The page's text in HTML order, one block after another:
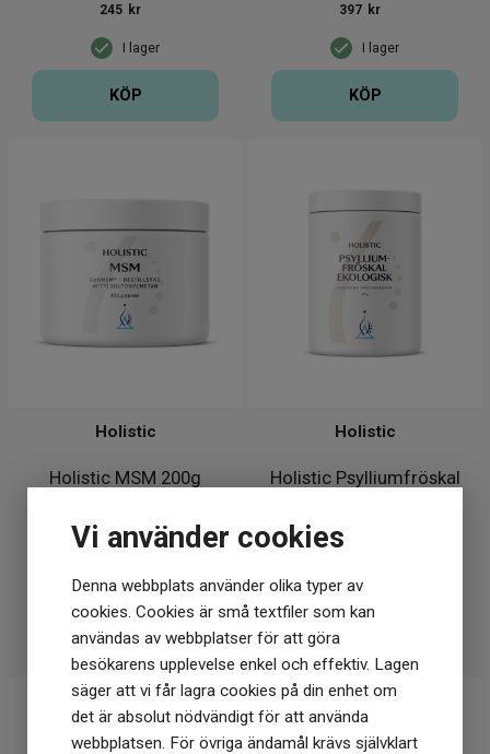
Vi använder cookies
Denna webbplats använder olika typer av
cookies. Cookies är små textfiler som kan
användas av webbplatser för att göra
besökarens upplevelse enkel och effektiv. Lagen
säger att vi får lagra cookies på din enhet om
det är absolut nödvändigt för att använda
webbplatsen. För övriga ändamål krävs självklart
I lager
245 kr
KÖP
I lager
397 kr
KÖP
Holistic MSM 200g
Holistic
I lager
169 kr
KÖP
Holistic Psylliumfröskal
Holistic
I lager
219